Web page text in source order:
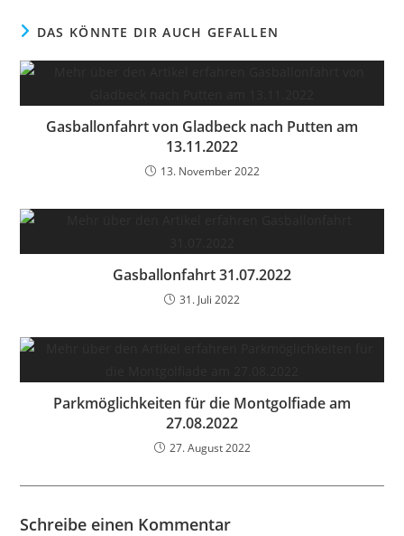
DAS KÖNNTE DIR AUCH GEFALLEN
Gasballonfahrt von Gladbeck nach Putten am
13.11.2022
13. November 2022
Gasballonfahrt 31.07.2022
31. Juli 2022
Parkmöglichkeiten für die Montgolfiade am
27.08.2022
27. August 2022
Schreibe einen Kommentar